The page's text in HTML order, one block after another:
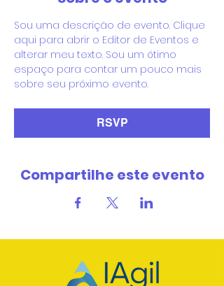
Sou uma descrição de evento. Clique
aqui para abrir o Editor de Eventos e
alterar meu texto. Sou um ótimo
espaço para contar um pouco mais
sobre seu próximo evento.
RSVP
Compartilhe este evento